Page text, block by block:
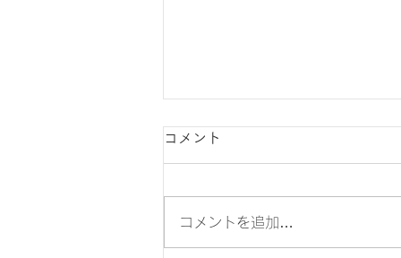
コメント
コメントを追加…